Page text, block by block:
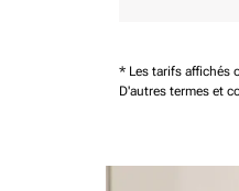
* Les tarifs affichés
D'autres termes et